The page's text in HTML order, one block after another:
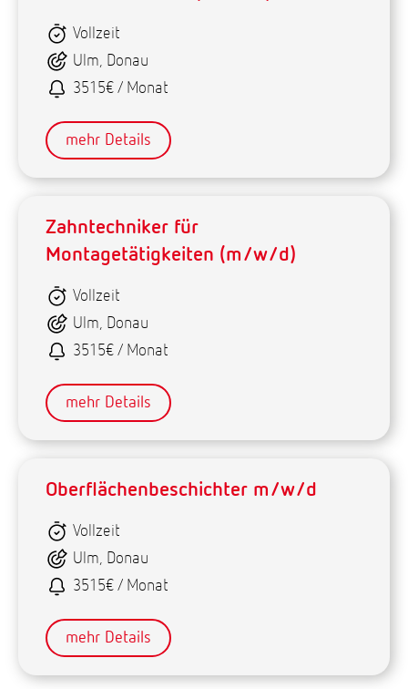
Vollzeit
Ulm, Donau
3515€ / Monat
mehr Details
Zahntechniker für
Montagetätigkeiten (m/w/d)
Vollzeit
Ulm, Donau
3515€ / Monat
mehr Details
Oberflächenbeschichter m/w/d
Vollzeit
Ulm, Donau
3515€ / Monat
mehr Details